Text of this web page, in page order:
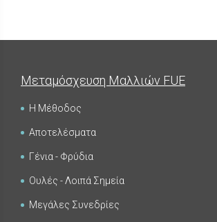
ΜΕΤΑΜΟΣΧΕΥΣΗ ΜΑΛΛΙΩΝ
Μεταμόσχευση Μαλλιών FUE
Η Μέθοδος
Αποτελέσματα
Γένια - Φρύδια
Ουλές - Λοιπά Σημεία
Μεγάλες Συνεδρίες